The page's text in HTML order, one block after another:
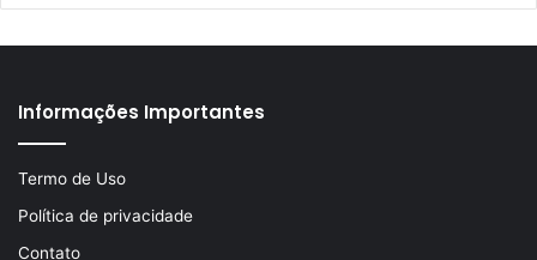
Informações Importantes
Termo de Uso
Política de privacidade
Contato